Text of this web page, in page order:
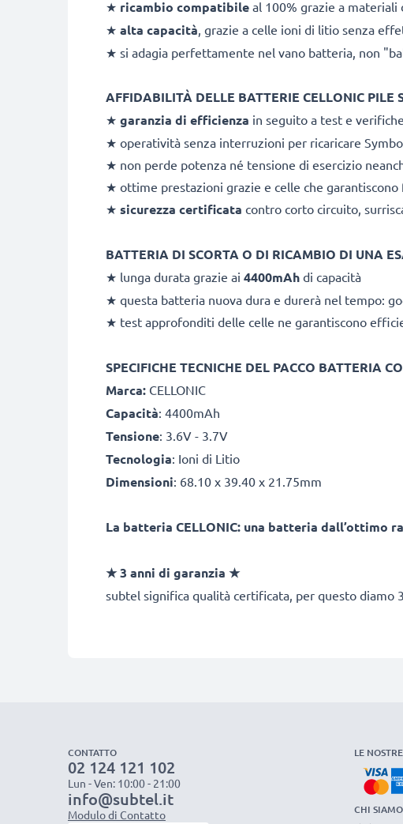
★ ricambio compatibile al 100% grazie a
★ alta capacità, grazie a celle ioni di litio senza
★ si adagia perfettamente nel vano batteria, non
AFFIDABILITÀ DELLE BATTERIE CELLONIC PILE
★ garanzia di efficienza in seguito a test e
★ operatività senza interruzioni per ricaricare
★ non perde potenza né tensione di esercizio
★ ottime prestazioni grazie e celle che garantiscono
★ sicurezza certificata contro corto circuito,
BATTERIA DI SCORTA O DI RICAMBIO DI UNA
★ lunga durata grazie ai 4400mAh di capacità
★ questa batteria nuova dura e durerà nel tempo:
★ test approfonditi delle celle ne garantiscono
SPECIFICHE TECNICHE DEL PACCO BATTERIA
Marca: CELLONIC
Capacità: 4400mAh
Tensione: 3.6V - 3.7V
Tecnologia: Ioni di Litio
Dimensioni: 68.10 x 39.40 x 21.75mm
La batteria CELLONIC: una batteria dall’ottimo
★ 3 anni di garanzia ★
subtel significa qualità certificata, per questo diamo
CONTATTO
02 124 121 102
Lun - Ven: 10:00 - 21:00
info@subtel.it
Modulo di Contatto
LE
CHI